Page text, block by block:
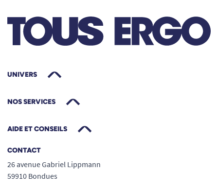
UNIVERS
NOS SERVICES
AIDE ET CONSEILS
CONTACT
26 avenue Gabriel Lippmann
59910 Bondues